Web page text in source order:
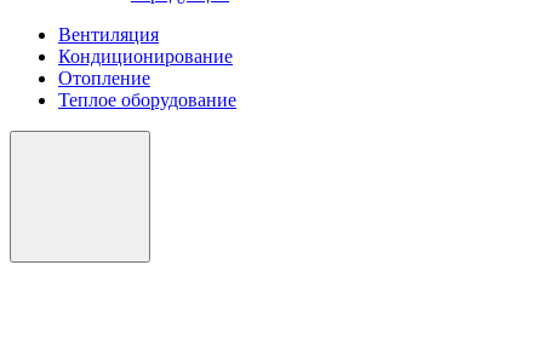
Вентиляция
Кондиционирование
Отопление
Теплое оборудование